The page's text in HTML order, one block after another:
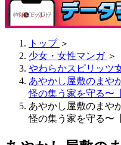
トップ ＞
少女・女性マンガ ＞
やわらかスピリッツ
あやかし屋敷のまや
怪の集う家を守る〜
あやかし屋敷のまや
怪の集う家を守る〜